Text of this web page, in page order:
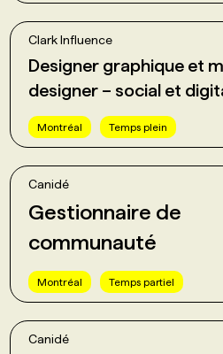
Clark Influence
Designer graphique et
designer – social et
Montréal Temps plein
Canidé
Gestionnaire de
communauté
Montréal Temps partiel
Canidé